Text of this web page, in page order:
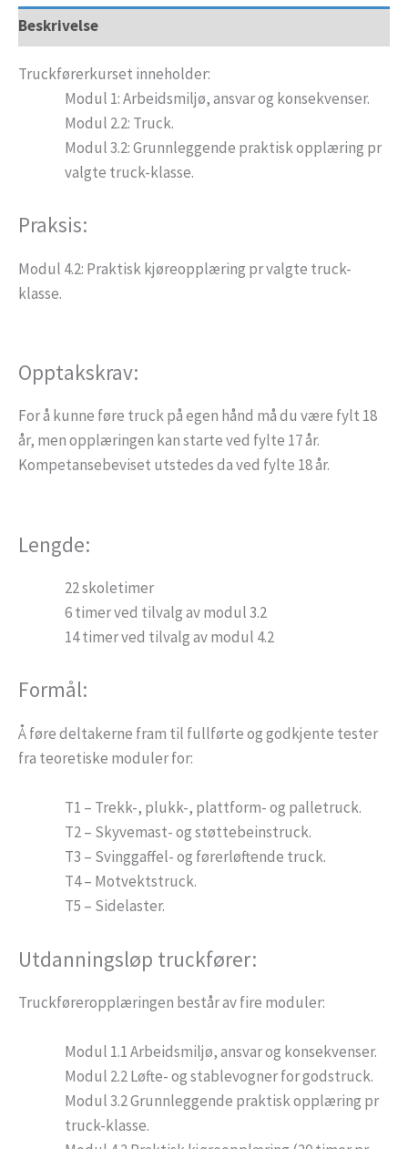
Beskrivelse
Truckførerkurset inneholder:
Modul 1: Arbeidsmiljø, ansvar og konsekvenser.
Modul 2.2: Truck.
Modul 3.2: Grunnleggende praktisk opplæring pr
valgte truck-klasse.
Praksis:
Modul 4.2: Praktisk kjøreopplæring pr valgte truck-
klasse.
Opptakskrav:
For å kunne føre truck på egen hånd må du være fylt 18
år, men opplæringen kan starte ved fylte 17 år.
Kompetansebeviset utstedes da ved fylte 18 år.
Lengde:
22 skoletimer
6 timer ved tilvalg av modul 3.2
14 timer ved tilvalg av modul 4.2
Formål:
Å føre deltakerne fram til fullførte og godkjente tester
fra teoretiske moduler for:
T1 – Trekk-, plukk-, plattform- og palletruck.
T2 – Skyvemast- og støttebeinstruck.
T3 – Svinggaffel- og førerløftende truck.
T4 – Motvektstruck.
T5 – Sidelaster.
Utdanningsløp truckfører:
Truckføreropplæringen består av fire moduler:
Modul 1.1 Arbeidsmiljø, ansvar og konsekvenser.
Modul 2.2 Løfte- og stablevogner for godstruck.
Modul 3.2 Grunnleggende praktisk opplæring pr
truck-klasse.